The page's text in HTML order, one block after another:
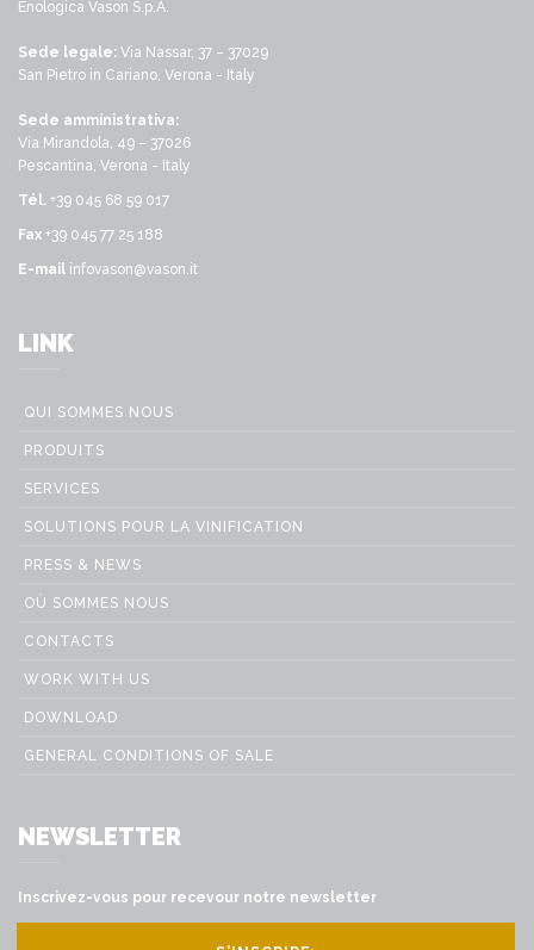
Enologica Vason S.p.A.
Sede legale: Via Nassar, 37 – 37029
San Pietro in Cariano, Verona - Italy
Sede amministrativa:
Via Mirandola, 49 – 37026
Pescantina, Verona - Italy
Tél. +39 045 68 59 017
Fax +39 045 77 25 188
E-mail infovason@vason.it
LINK
QUI SOMMES NOUS
PRODUITS
SERVICES
SOLUTIONS POUR LA VINIFICATION
PRESS & NEWS
OÙ SOMMES NOUS
CONTACTS
WORK WITH US
DOWNLOAD
GENERAL CONDITIONS OF SALE
NEWSLETTER
Inscrivez-vous pour recevour notre newsletter